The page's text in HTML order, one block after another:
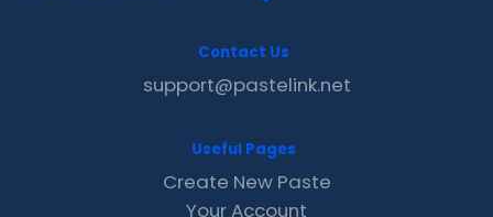
Contact Us
support@pastelink.net
Useful Pages
Create New Paste
Your Account